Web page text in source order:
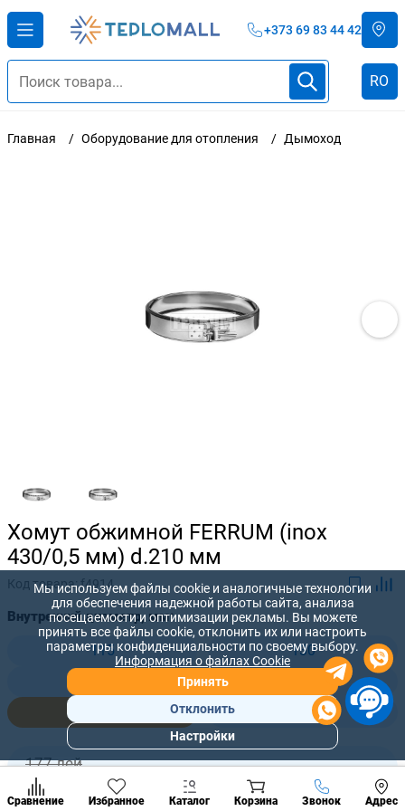
+373 69 83 44 42
RO
Главная Оборудование для отопления Дымоход
Хомут обжимной FERRUM (inox
430/0,5 мм) d.210 мм
Код товара:f4914
Внутренний диаметр, мм:
115
130
280
177 лей
158 +
Сравнение Избранное Каталог Корзина Звонок Адрес
Позвонить
разделы
Мы используем файлы cookie и аналогичные технологии
для обеспечения надежной работы сайта, анализа
посещаемости и оптимизации рекламы. Вы можете
принять все файлы cookie, отклонить их или настроить
параметры конфиденциальности по своему выбору.
Информация о файлах Cookie
Принять
Отклонить
Настройки